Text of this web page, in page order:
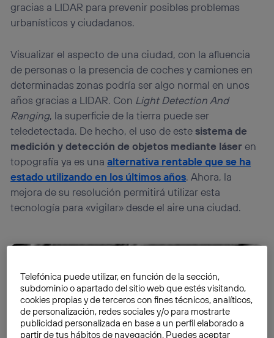
gracias a LIDAR para prevenir posibles problemas
urbanísticos y ciudadanos.
Visualizar el aspecto de una ciudad, con la afluencia
de personas o la presencia de coches y camiones en
determinadas zonas podría ser algo normal en unos
años gracias a LIDAR. Con Light Detection And
Ranging, la superficie de la tierra puede ser
teledetectada. De hecho, el uso de estesistema de
medición y detección de objetos mediante láseren
topografía ya es unaalternativa rentable que se ha
estado utilizando en los últimos años. Ahora, la
mejora de su resolución permitirá utilizar esta
tecnología para «vigilar» desde el aire una ciudad.
Telefónica puede utilizar, en función de la sección,
subdominio o apartado del sitio web que estés visitando,
cookies propias y de terceros con fines técnicos, analíticos,
de personalización, redes sociales y/o para mostrarte
publicidad personalizada en base a un perfil elaborado a
partir de tus hábitos de navegación. Puedes aceptar